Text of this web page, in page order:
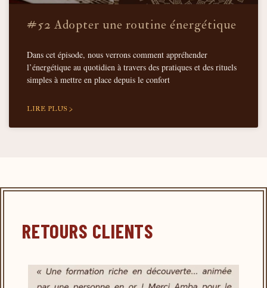
#52 Adopter une routine énergétique
Dans cet épisode, nous verrons comment appréhender
l’énergétique au quotidien à travers des pratiques et des rituels
simples à mettre en place depuis le confort
LIRE PLUS >
RETOURS CLIENTS